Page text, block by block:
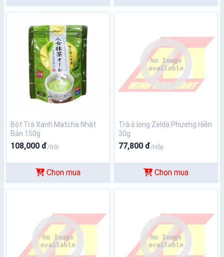
Bột Trà Xanh Matcha Nhật
Bản 150g
108,000 đ/Gói
Chọn mua
Trà ô long Zelda Phương Hiền
30g
77,800 đ/Hộp
Chọn mua